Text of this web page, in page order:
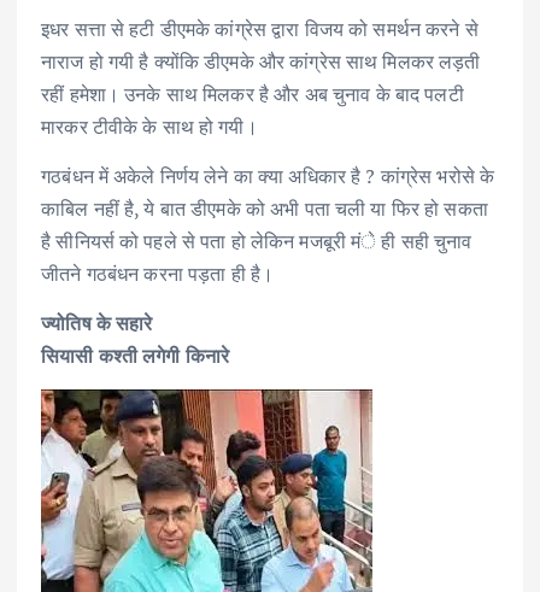
इधर सत्ता से हटी डीएमके कांग्रेस द्वारा विजय को समर्थन करने से
नाराज हो गयी है क्योंकि डीएमके और कांग्रेस साथ मिलकर लड़ती
रहीं हमेशा। उनके साथ मिलकर है और अब चुनाव के बाद पलटी
मारकर टीवीके के साथ हो गयी।
गठबंधन में अकेले निर्णय लेने का क्या अधिकार है ? कांग्रेस भरोसे के
काबिल नहीं है, ये बात डीएमके को अभी पता चली या फिर हो सकता
है सीनियर्स को पहले से पता हो लेकिन मजबूरी मंे ही सही चुनाव
जीतने गठबंधन करना पड़ता ही है।
ज्योतिष के सहारे
सियासी कश्ती लगेगी किनारे